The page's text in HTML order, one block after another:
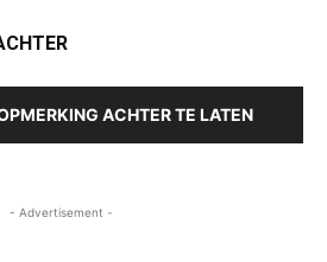
ACHTER TE LATEN
- Advertisement -